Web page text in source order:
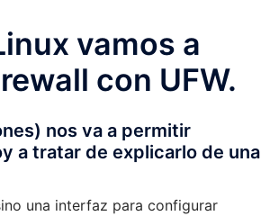
vamos a
con UFW.
nos va a permitir
a tratar de explicarlo de una
una interfaz para configurar